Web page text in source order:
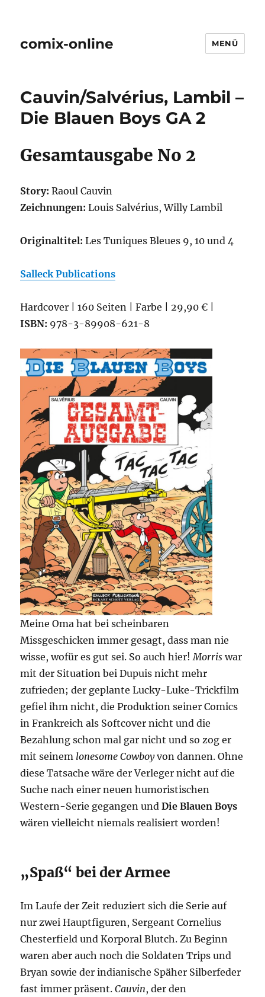
comix-online MENÜ
Cauvin/Salvérius, Lambil –
Die Blauen Boys GA 2
Gesamtausgabe No 2
Story:Raoul Cauvin
Zeichnungen:Louis Salvérius, Willy Lambil
Originaltitel:Les Tuniques Bleues 9, 10 und 4
Salleck Publications
Hardcover | 160 Seiten | Farbe | 29,90 € |
ISBN: 978-3-89908-621-8
Meine Oma hat bei scheinbaren
Missgeschicken immer gesagt, dass man nie
wisse, wofür es gut sei. So auch hier!Morris war
mit der Situation bei Dupuis nicht mehr
zufrieden; der geplante Lucky-Luke-Trickfilm
gefiel ihm nicht, die Produktion seiner Comics
in Frankreich als Softcover nicht und die
Bezahlung schon mal gar nicht und so zog er
mit seinem lonesome Cowboyvon dannen. Ohne
diese Tatsache wäre der Verleger nicht auf die
Suche nach einer neuen humoristischen
Western-Serie gegangen undDie Blauen Boys
wären vielleicht niemals realisiert worden!
„Spaß“ bei der Armee
Im Laufe der Zeit reduziert sich die Serie auf
nur zwei Hauptfiguren, Sergeant Cornelius
Chesterfield und Korporal Blutch. Zu Beginn
waren aber auch noch die Soldaten Trips und
Bryan sowie der indianische Späher Silberfeder
fast immer präsent.Cauvin, der den